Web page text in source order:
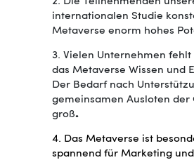
internationalen Studie
Metaverse enorm hohes
3. Vielen Unternehmen
das Metaverse Wissen und
Der Bedarf nach
gemeinsamen Ausloten der
groß.
4. Das Metaverse ist
spannend für Marketing